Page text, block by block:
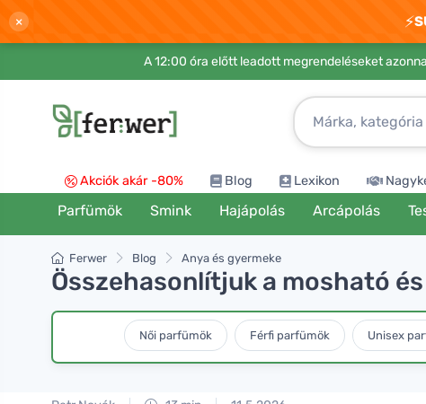
× ⚡
A 12:00 óra előtt leadott megrendeléseket
Akciók akár -80% Blog Lexikon
Parfümök Smink Hajápolás Arcápolás
Ferwer Blog Anya és gyermeke
Összehasonlítjuk a mosható
Női parfümök Férfi parfümök Unisex